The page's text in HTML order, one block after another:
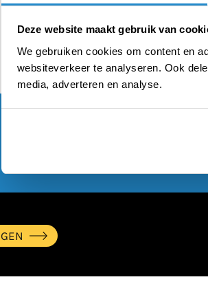
Deze website maakt gebruik van
We gebruiken cookies om content en
websiteverkeer te analyseren. Ook
media, adverteren en analyse.